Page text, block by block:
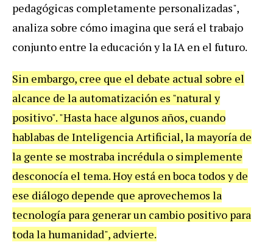
pedagógicas completamente personalizadas",
analiza sobre cómo imagina que será el trabajo
conjunto entre la educación y la IA en el futuro.
Sin embargo, cree que el debate actual sobre el
alcance de la automatización es "natural y
positivo". "Hasta hace algunos años, cuando
hablabas de Inteligencia Artificial, la mayoría de
la gente se mostraba incrédula o simplemente
desconocía el tema. Hoy está en boca todos y de
ese diálogo depende que aprovechemos la
tecnología para generar un cambio positivo para
toda la humanidad", advierte.